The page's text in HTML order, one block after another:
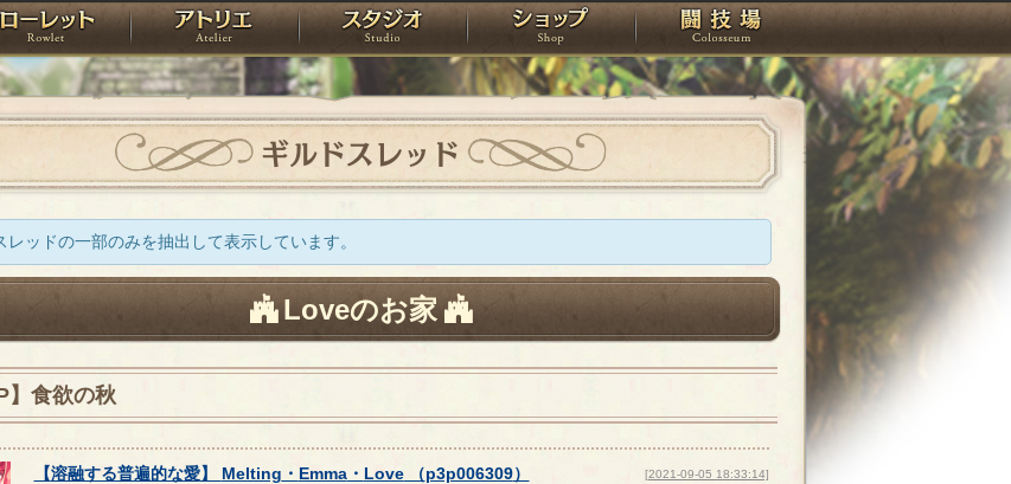
ローレット アトリエ スタジオ ショップ 闘技場
ギルドスレッド
レッドの一部のみを抽出して表示しています。
Loveのお家
】食欲の秋
【溶融する普遍的な愛】 Melting ・ Emma・ Love（p3p006309） [2021-09-05 18:33:14]